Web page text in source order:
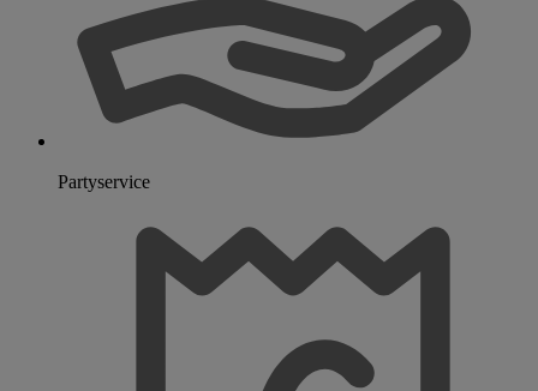
Partyservice